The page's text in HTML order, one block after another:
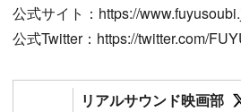
公式サイト：https://
公式Twitter：https://twitter.com/
リアルサウンド映画部